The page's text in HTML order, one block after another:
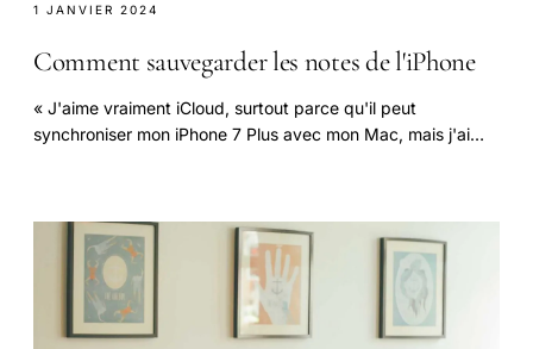
1 JANVIER 2024
Comment sauvegarder les notes de l'iPhone
« J'aime vraiment iCloud, surtout parce qu'il peut
synchroniser mon iPhone 7 Plus avec mon Mac, mais j'ai